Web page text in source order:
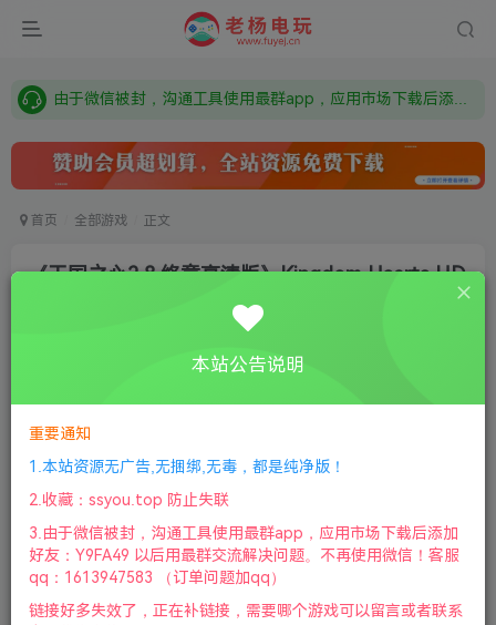
需要什么游戏请联系客服，若链接失效请联系客服，百度网盘边上的激活码也是解压密码
由于微信被封，沟通工具使用最群app，应用市场下载后添加好友：Y9FA49 以后用最群交流解决问题。不再使用微信！
首页 全部游戏 正文
《王国之心2.8 终章高清版》Kingdom Hearts HD
①下载安装教程
库下载 ④ DX修复下载
版本：v1.0.0|容量35GB|官方原版英文|支持键盘.鼠标.手
柄|2024年06月16号更新
游戏介绍
本站公告说明
重要通知
1.本站资源无广告,无捆绑,无毒，都是纯净版！
2.收藏：ssyou.top 防止失联
3.由于微信被封，沟通工具使用最群app，应用市场下载后添加
好友：Y9FA49 以后用最群交流解决问题。不再使用微信！客服
qq：1613947583 （订单问题加qq）
链接好多失效了，正在补链接，需要哪个游戏可以留言或者联系